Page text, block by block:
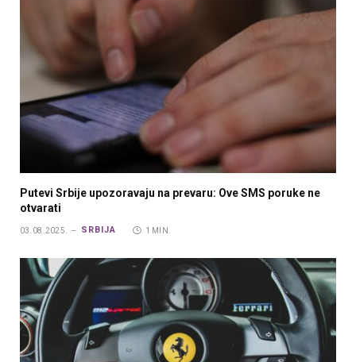
Putevi Srbije upozoravaju na prevaru: Ove SMS poruke ne
otvarati
03.08.2025. SRBIJA 1 MIN.